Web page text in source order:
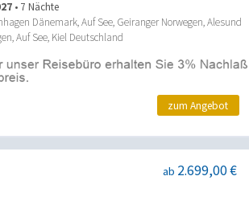
• 7 Nächte
Dänemark, Auf See, Geiranger Norwegen, Alesund
Auf See, Kiel Deutschland
zum Angebot
ab 2.699,00 €